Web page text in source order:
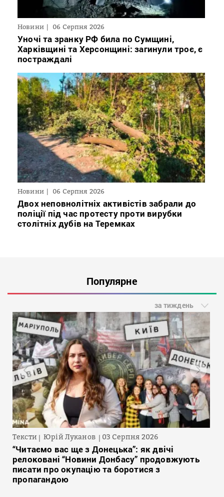
Новини 06 Серпня 2026
Уночі та зранку РФ била по Сумщині,
Харківщині та Херсонщині: загинули троє, є
постраждалі
Новини 06 Серпня 2026
Двох неповнолітніх активістів забрали до
поліції під час протесту проти вирубки
столітніх дубів на Теремках
Популярне
за тиждень
Тексти Юрій Луканов 03 Серпня 2026
“Читаємо вас ще з Донецька”: як двічі
релоковані “Новини Донбасу” продовжують
писати про окупацію та боротися з
пропагандою